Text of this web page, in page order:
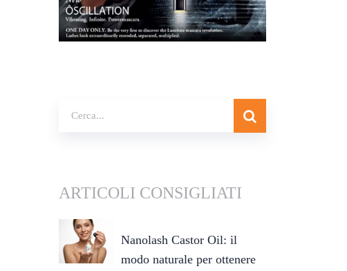
ARTICOLI CONSIGLIATI
Nanolash Castor Oil: il
modo naturale per ottenere